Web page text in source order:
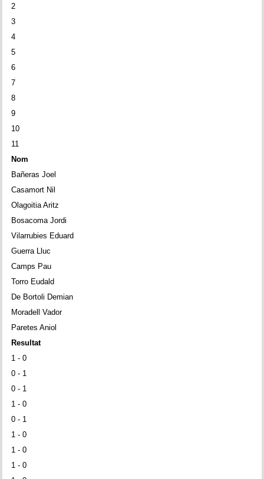
2
3
4
5
6
7
8
9
10
11
Nom
Bañeras Joel
Casamort Nil
Olagoitia Aritz
Bosacoma Jordi
Vilarrubies Eduard
Guerra Lluc
Camps Pau
Torro Eudald
De Bortoli Demian
Moradell Vador
Paretes Aniol
Resultat
1 - 0
0 - 1
0 - 1
1 - 0
0 - 1
1 - 0
1 - 0
1 - 0